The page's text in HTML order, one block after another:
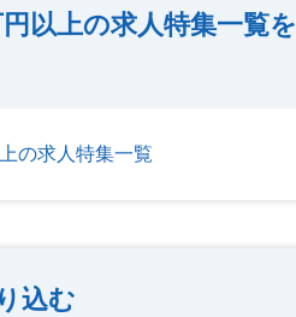
以上の求人特集一覧を
の求人特集一覧
込む